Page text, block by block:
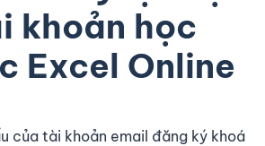
khoản học
Excel Online
của tài khoản email đăng ký khoá